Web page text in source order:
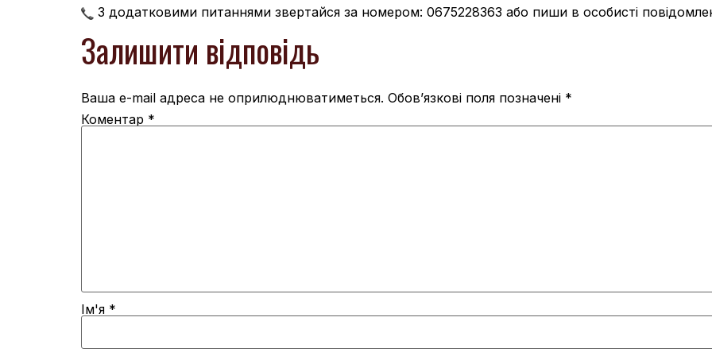
З додатковими питаннями звертайся за номером: 0675228363 або пиши в особисті
Залишити відповідь
Ваша e-mail адреса не оприлюднюватиметься. Обов’язкові поля позначені *
Коментар *
Ім'я *